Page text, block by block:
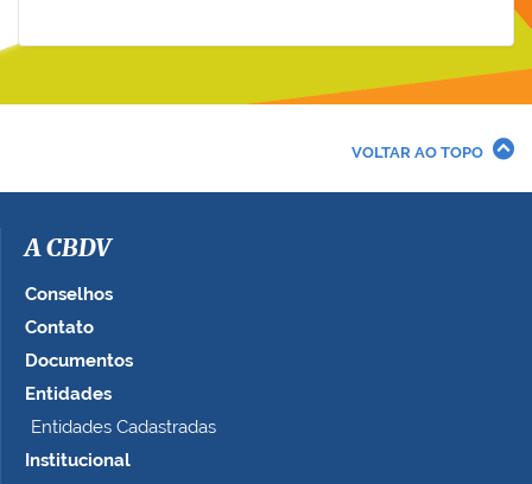
VOLTAR AO TOPO
A CBDV
Conselhos
Contato
Documentos
Entidades
Entidades Cadastradas
Institucional